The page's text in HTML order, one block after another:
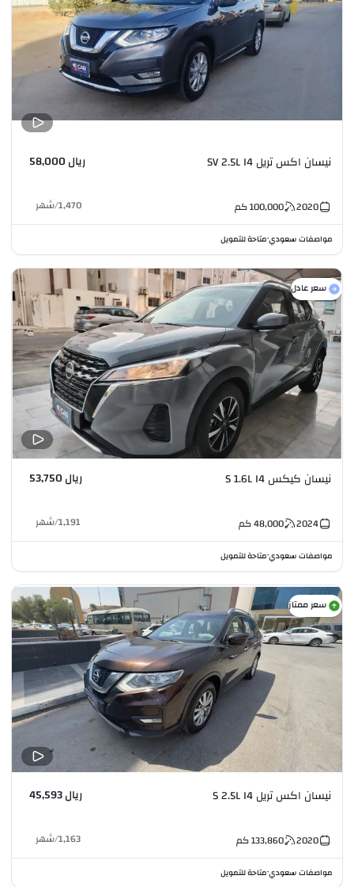
نيسان اكس تريل SV 2.5L I4 ريال 58,000
2020
100,000كم 1,470
/شهر
مواصفات سعودي•متاحة للتمويل
سعر عادل
نيسان كيكس S 1.6L I4 ريال 53,750
2024
48,000كم 1,191
/شهر
مواصفات سعودي•متاحة للتمويل
سعر ممتاز
نيسان اكس تريل S 2.5L I4 ريال 45,593
2020
133,860كم 1,163
/شهر
مواصفات سعودي•متاحة للتمويل